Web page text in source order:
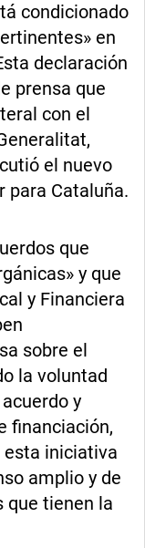
condicionado
en
declaración
prensa que
con el
el nuevo
para Cataluña.
que
y que
y Financiera
sobre el
la voluntad
y
financiación,
esta iniciativa
amplio y de
que tienen la